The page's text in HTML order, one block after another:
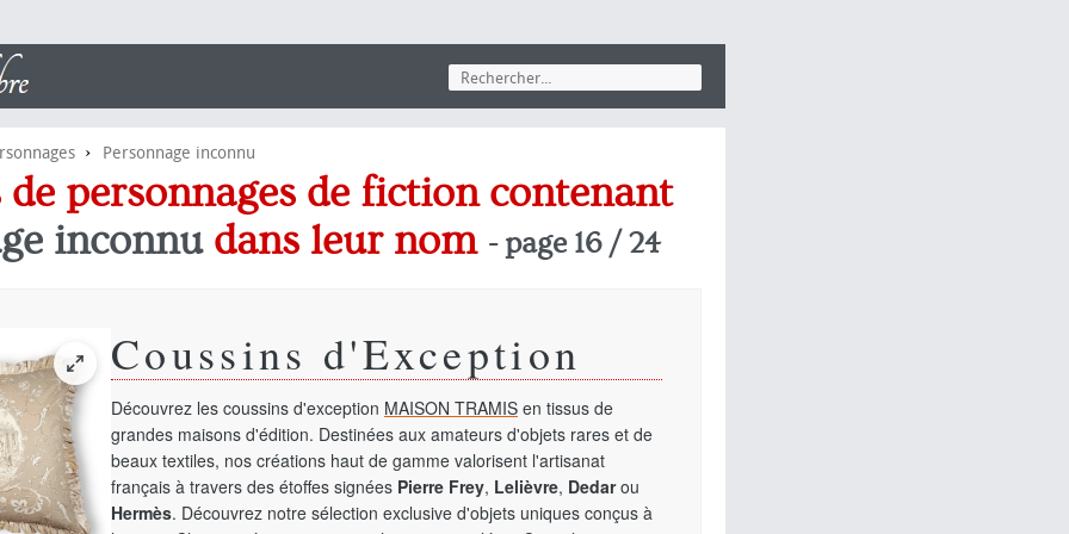
› Personnage inconnu
de personnages de fiction contenant
inconnudans leur nom - page 16 / 24
Coussins d'Exception
Découvrez les coussins d'exception MAISON TRAMIS en tissus de
grandes maisons d'édition. Destinées aux amateurs d'objets rares et de
beaux textiles, nos créations haut de gamme valorisent l'artisanat
français à travers des étoffes signées Pierre Frey, Lelièvre, Dedarou
Hermès. Découvrez notre sélection exclusive d'objets uniques conçus à